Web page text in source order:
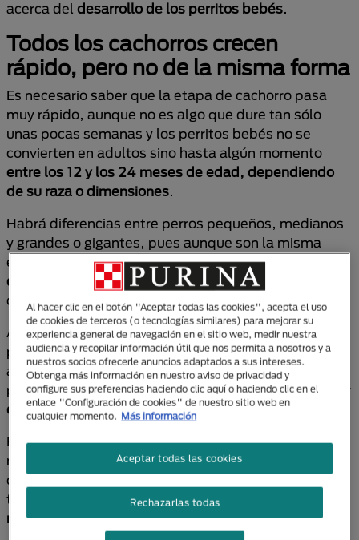
acerca del desarrollo de los perritos bebés.
Todos los cachorros crecen
rápido, pero no de la misma forma
Es necesario saber que la etapa de cachorro pasa
muy rápido, aunque no es algo que dure tan sólo
unas pocas semanas y los perritos bebés no se
convierten en adultos sino hasta algún momento
entre los 12 y los 24 meses de edad, dependiendo
de su raza o dimensiones.
Habrá diferencias entre perros pequeños, medianos
y grandes o gigantes, pues aunque son la misma
especie,
las razas influyen seriamente en este tipo
de aspectos
. No te sorprendas: el desarrollo de un
chihuahua es diferente del de un San Bernardo.
Al nacer, losperros de razas más pequeñaspueden
pesar unos 150 gramos, mientras que los gigantes
alcanzarán los 600, lo que supone una diferencia de
peso muy pequeña comparado con la que se va a dar
cuando sean adultos.
Pensemos de nuevo en el chihuahua que pesará
menos de 3 kilogramos, frente a un San Bernardo
que puede alcanzar los 90 kg. También hay que
tener en cuenta quelos machos suelen ser un poco
más grandes que las hembras.
Al hacer clic en el botón "Aceptar todas las cookies", acepta el uso
de cookies de terceros (o tecnologías similares) para mejorar su
experiencia general de navegación en el sitio web, medir nuestra
audiencia y recopilar información útil que nos permita a nosotros y a
nuestros socios ofrecerle anuncios adaptados a sus intereses.
Obtenga más información en nuestro aviso de privacidad y
configure sus preferencias haciendo clic aquí o haciendo clic en el
enlace "Configuración de cookies" de nuestro sitio web en
cualquier momento.
Más información
Rechazarlas todas
Aceptar todas las cookies